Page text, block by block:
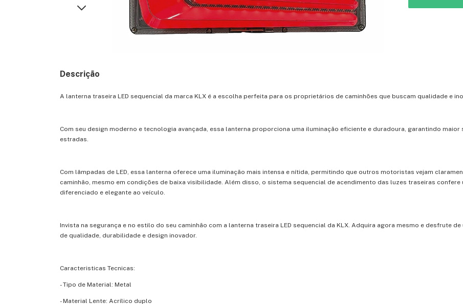
Descrição
A lanterna traseira LED sequencial da marca KLX é a escolha perfeita para os proprietários de caminhões que buscam qualidade e
Com seu design moderno e tecnologia avançada, essa lanterna proporciona uma iluminação eficiente e duradoura, garantindo maior
estradas.
Com lâmpadas de LED, essa lanterna oferece uma iluminação mais intensa e nítida, permitindo que outros motoristas vejam
caminhão, mesmo em condições de baixa visibilidade. Além disso, o sistema sequencial de acendimento das luzes traseiras confere
diferenciado e elegante ao veículo.
Invista na segurança e no estilo do seu caminhão com a lanterna traseira LED sequencial da KLX. Adquira agora mesmo e desfrute de
de qualidade, durabilidade e design inovador.
Caracteristicas Tecnicas:
- Tipo de Material: Metal
- Material Lente: Acrílico duplo